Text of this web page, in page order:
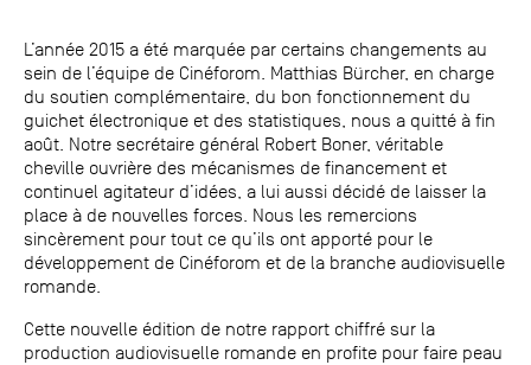
L’année 2015 a été marquée par certains changements au
sein de l’équipe de Cinéforom. Matthias Bürcher, en charge
du soutien complémentaire, du bon fonctionnement du
guichet électronique et des statistiques, nous a quitté à fin
août. Notre secrétaire général Robert Boner, véritable
cheville ouvrière des mécanismes de financement et
continuel agitateur d’idées, a lui aussi décidé de laisser la
place à de nouvelles forces. Nous les remercions
sincèrement pour tout ce qu’ils ont apporté pour le
développement de Cinéforom et de la branche audiovisuelle
romande.
Cette nouvelle édition de notre rapport chiffré sur la
production audiovisuelle romande en profite pour faire peau